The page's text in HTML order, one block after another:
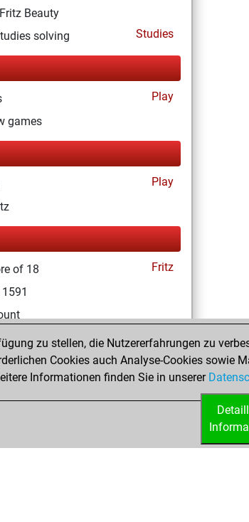
Beauty
solving
Studies
Play
games
Play
of 18
Fritz
Studies
zu stellen, die Nutzererfahrungen zu
Cookies auch Analyse-Cookies sowie
Informationen finden Sie in unserer